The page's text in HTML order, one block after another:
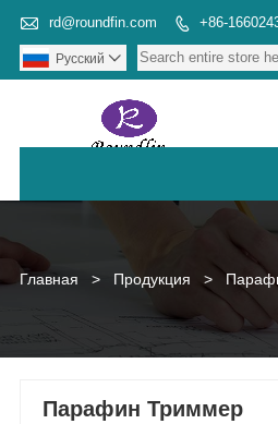
 rd@roundfin.com  +86-
Pусский 
Главная > Продукция >
Парафин Триммер